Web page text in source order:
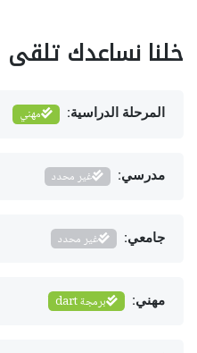
خلنا نساعدك
المرحلة الدراسية: مهني
مدرسي: غير محدد
جامعي: غير محدد
مهني: برمجة dart